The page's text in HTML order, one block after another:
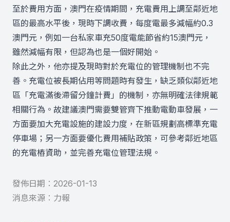
至於費用方面，澳門在疫情期間，充電費用上調至鄰近地
區的最高水平後，現時下調收費，每度電最多減幅約0.3
澳門元，例如一台私家車充50度電能節省約15澳門元，
雖然減幅有限，但認為也是一個好開始。
除此之外，他亦提及現時對於充電位的管理機制也不完
善。充電位被長期佔用等問題時有發生，缺乏類似鄰近地
區「充電滿後滯留分鐘計費」的機制，亦無明確法律規範
相關行為。故建議澳門需要雙管齊下推動電動車發展，一
方面要加大充電設施的建設力度，在新區規劃高標準充電
停車場；另一方面要優化費用補貼政策，可參考鄰近地區
的充電樁資助，並完善充電位管理法規。
發佈日期︰ 2026-01-13
消息來源︰ 力報